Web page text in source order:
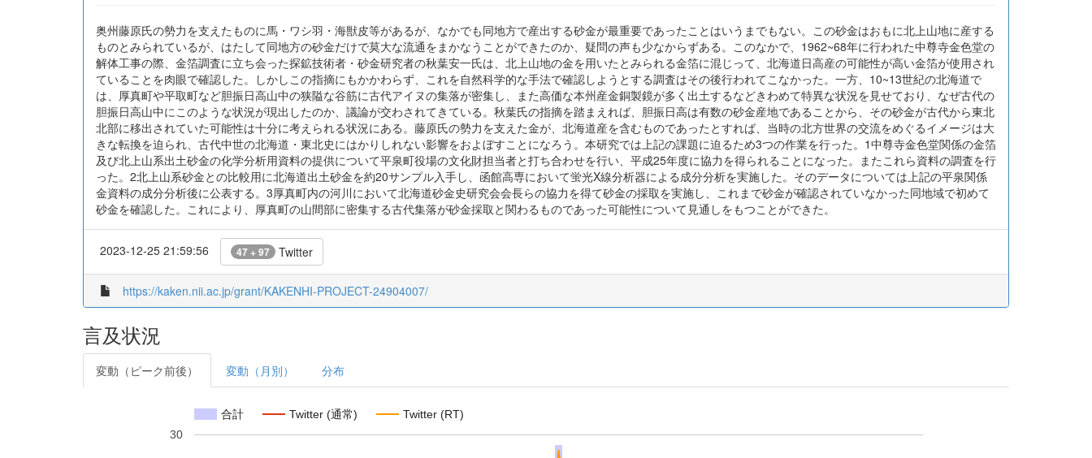
奥州藤原氏の勢力を支えたものに馬・ワシ羽・海獣皮等があるが、なかでも同地方で産出する砂金が最重要であったことはいうまでもない。この砂金はおもに北上山地に産する
ものとみられているが、はたして同地方の砂金だけで莫大な流通をまかなうことができたのか、疑問の声も少なからずある。このなかで、1962~68年に行われた中尊寺金色堂の
解体工事の際、金箔調査に立ち会った探鉱技術者・砂金研究者の秋葉安一氏は、北上山地の金を用いたとみられる金箔に混じって、北海道日高産の可能性が高い金箔が使用され
ていることを肉眼で確認した。しかしこの指摘にもかかわらず、これを自然科学的な手法で確認しようとする調査はその後行われてこなかった。一方、10~13世紀の北海道で
は、厚真町や平取町など胆振日高山中の狭隘な谷筋に古代アイヌの集落が密集し、また高価な本州産金銅製鏡が多く出土するなどきわめて特異な状況を見せており、なぜ古代の
胆振日高山中にこのような状況が現出したのか、議論が交わされてきている。秋葉氏の指摘を踏まえれば、胆振日高は有数の砂金産地であることから、その砂金が古代から東北
北部に移出されていた可能性は十分に考えられる状況にある。藤原氏の勢力を支えた金が、北海道産を含むものであったとすれば、当時の北方世界の交流をめぐるイメージは大
きな転換を迫られ、古代中世の北海道・東北史にはかりしれない影響をおよぼすことになろう。本研究では上記の課題に迫るため3つの作業を行った。1中尊寺金色堂関係の金箔
及び北上山系出土砂金の化学分析用資料の提供について平泉町役場の文化財担当者と打ち合わせを行い、平成25年度に協力を得られることになった。またこれら資料の調査を行
った。2北上山系砂金との比較用に北海道出土砂金を約20サンプル入手し、函館高専において蛍光X線分析器による成分分析を実施した。そのデータについては上記の平泉関係
金資料の成分分析後に公表する。3厚真町内の河川において北海道砂金史研究会会長らの協力を得て砂金の採取を実施し、これまで砂金が確認されていなかった同地域で初めて
砂金を確認した。これにより、厚真町の山間部に密集する古代集落が砂金採取と関わるものであった可能性について見通しをもつことができた。
2023-12-25 21:59:56 47 + 97 Twitter
https://kaken.nii.ac.jp/grant/KAKENHI-PROJECT-24904007/
言及状況
変動（ピーク前後） 変動（月別） 分布
合計 Twitter (通常) Twitter (RT)
30